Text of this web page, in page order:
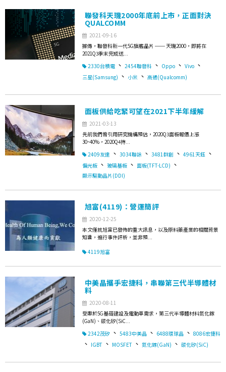
聯發科天璣2000年底前上市，正面對決
QUALCOMM
2021-09-16
據傳，聯發科新一代5G旗艦晶片 ── 天璣2000，即將在
2021Q3季末完成送...
2330台積電 、 2454聯發科 、 Oppo 、 Vivo 、
三星(Samsung) 、 小米 、 高通(Qualcomm)
面板供給吃緊可望在2021下半年緩解
2021-03-13
先前我們曾引用研究機構預估，2020Q3面板報價上漲
30~40%，2020Q4持...
2409友達 、 3034聯詠 、 3481群創 、 4961天鈺 、
偏光板 、 玻璃基板 、 面板(TFT-LCD) 、
顯示驅動晶片(DDI)
旭富(4119)：營運簡評
2020-12-25
本文僅就旭富已發佈的重大訊息，以及原料藥產業的相關背景
知識，進行事件評析，並非預...
4119旭富
中美晶攜手宏捷科，串聯第三代半導體材
料
2020-08-11
受惠於5G基礎建設及電動車需求，第三代半導體材料氮化鎵
(GaN)、碳化矽(SiC...
2342茂矽 、 5483中美晶 、 6488環球晶 、 8086宏捷科
、 IGBT 、 MOSFET 、 氮化鎵(GaN) 、 碳化矽(SiC)